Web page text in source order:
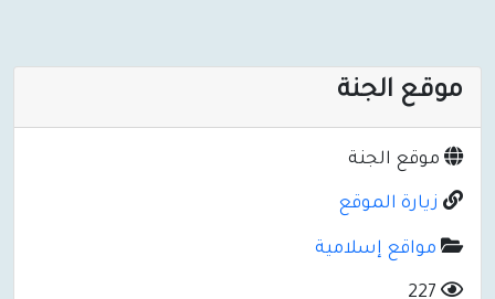
موقع الجنة
موقع الجنة
زيارة الموقع
مواقع إسلامية